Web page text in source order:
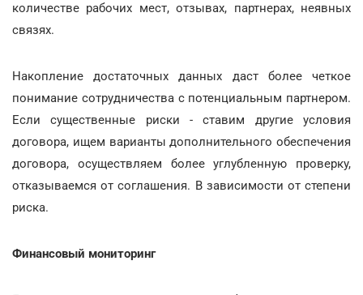
количестве рабочих мест, отзывах, партнерах, неявных
связях.
Накопление достаточных данных даст более четкое
понимание сотрудничества с потенциальным партнером.
Если существенные риски - ставим другие условия
договора, ищем варианты дополнительного обеспечения
договора, осуществляем более углубленную проверку,
отказываемся от соглашения. В зависимости от степени
риска.
Финансовый мониторинг